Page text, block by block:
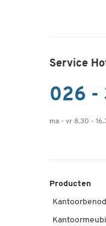
Service
026 -
ma - vr 8.30 -
Producten